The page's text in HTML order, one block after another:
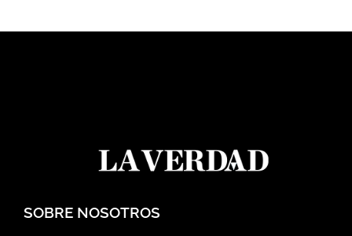
SOBRE NOSOTROS